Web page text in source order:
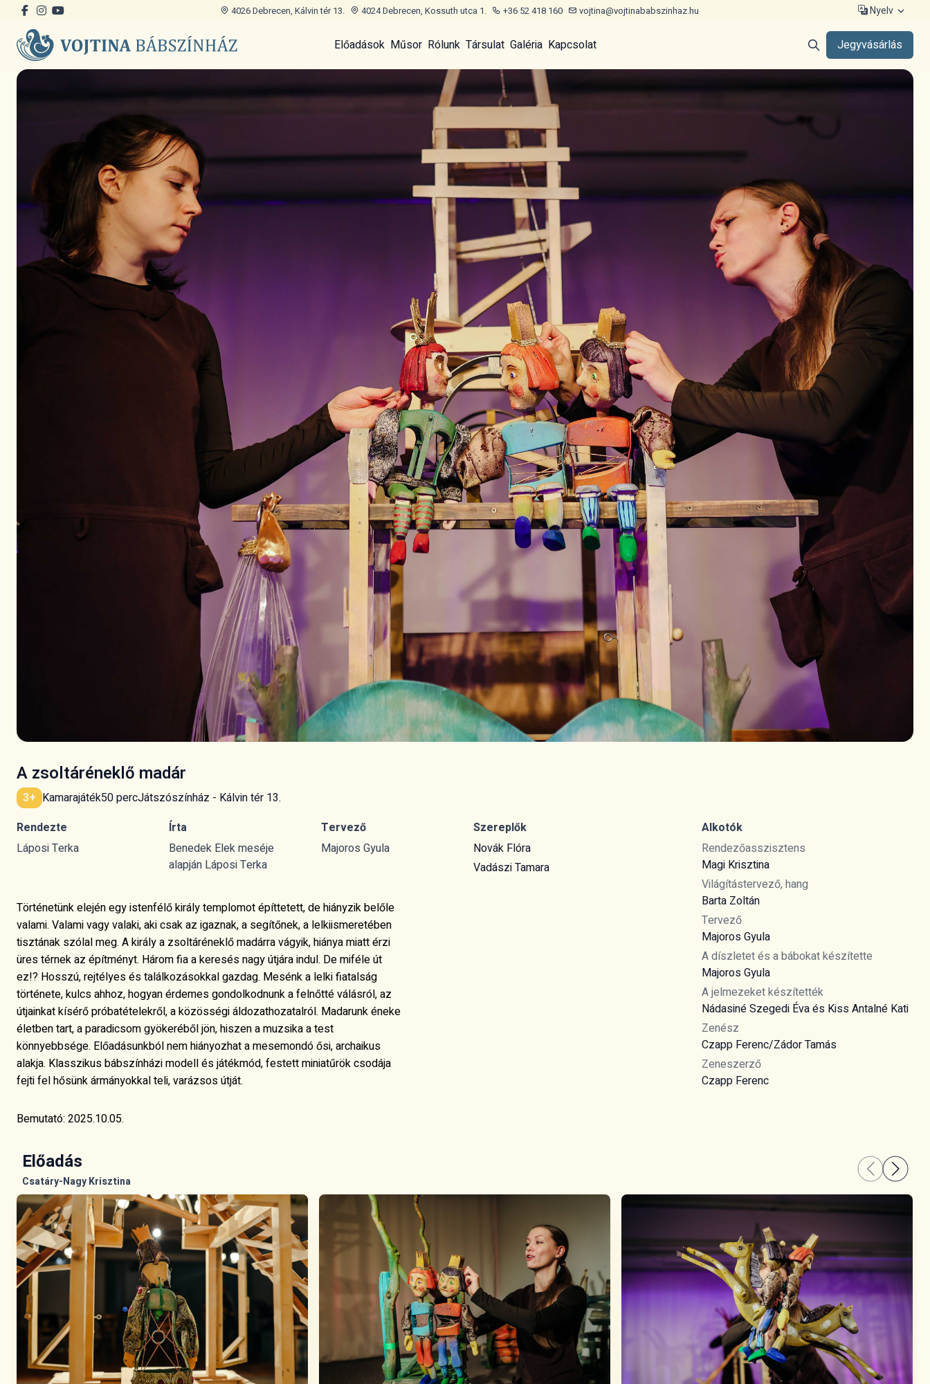
4026 Debrecen, Kálvin tér 13. 4024 Debrecen, Kossuth utca 1. +36 52 418 160 vojtina@vojtinababszinhaz.hu Nyelv
Jegyvásárlás
Előadások Műsor Rólunk Társulat Galéria Kapcsolat
A zsoltáréneklő madár
3+ Kamarajáték50 percJátszószínház - Kálvin tér 13.
Rendezte
Láposi Terka
Írta
Benedek Elek meséje
alapján Láposi Terka
Tervező
Majoros Gyula
Történetünk elején egy istenfélő király templomot építtetett, de hiányzik belőle
valami. Valami vagy valaki, aki csak az igaznak, a segítőnek, a lelkiismeretében
tisztának szólal meg. A király a zsoltáréneklő madárra vágyik, hiánya miatt érzi
üres térnek az építményt. Három fia a keresés nagy útjára indul. De miféle út
ez!? Hosszú, rejtélyes és találkozásokkal gazdag. Mesénk a lelki fiatalság
története, kulcs ahhoz, hogyan érdemes gondolkodnunk a felnőtté válásról, az
útjainkat kísérő próbatételekről, a közösségi áldozathozatalról. Madarunk éneke
életben tart, a paradicsom gyökeréből jön, hiszen a muzsika a test
könnyebbsége. Előadásunkból nem hiányozhat a mesemondó ősi, archaikus
alakja. Klasszikus bábszínházi modell és játékmód, festett miniatűrök csodája
fejti fel hősünk ármányokkal teli, varázsos útját.
Bemutató: 2025.10.05.
Szereplők
Novák Flóra
Vadászi Tamara
Alkotók
Rendezőasszisztens
Magi Krisztina
Világítástervező, hang
Barta Zoltán
Tervező
Majoros Gyula
A díszletet és a bábokat készítette
Majoros Gyula
A jelmezeket készítették
Nádasiné Szegedi Éva és Kiss Antalné Kati
Zenész
Czapp Ferenc/Zádor Tamás
Zeneszerző
Czapp Ferenc
Előadás
Csatáry-Nagy Krisztina